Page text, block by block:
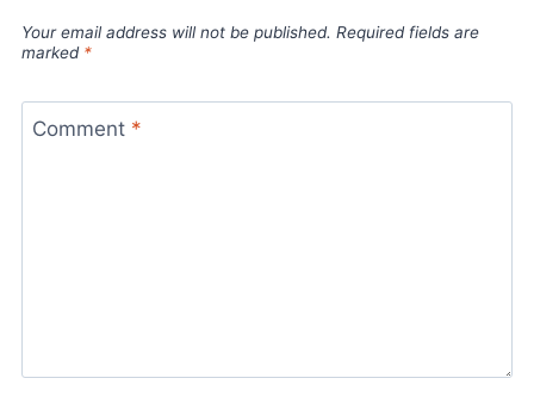
Your email address will not be published. Required fields are
marked *
Comment *